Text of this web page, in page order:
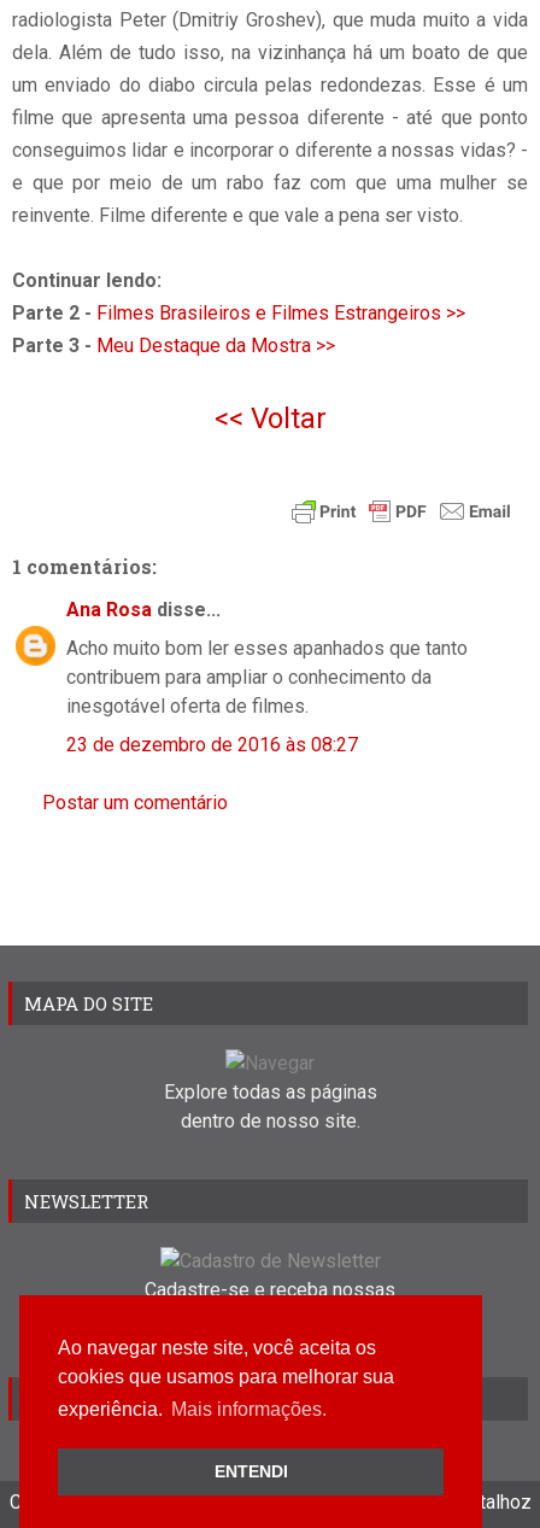
Ao navegar neste site, você aceita os
cookies que usamos para melhorar sua
experiência. Mais informações.
ENTENDI
radiologista Peter (Dmitriy Groshev), que muda muito a vida
dela. Além de tudo isso, na vizinhança há um boato de que
um enviado do diabo circula pelas redondezas. Esse é um
filme que apresenta uma pessoa diferente - até que ponto
conseguimos lidar e incorporar o diferente a nossas vidas? -
e que por meio de um rabo faz com que uma mulher se
reinvente. Filme diferente e que vale a pena ser visto.
Continuar lendo:
Parte 2 - Filmes Brasileiros e Filmes Estrangeiros >>
Parte 3 - Meu Destaque da Mostra >>
<< Voltar
1 comentários:
Ana Rosa disse...
Acho muito bom ler esses apanhados que tanto
contribuem para ampliar o conhecimento da
inesgotável oferta de filmes.
23 de dezembro de 2016 às 08:27
Postar um comentário
MAPA DO SITE
Explore todas as páginas
dentro de nosso site.
NEWSLETTER
Cadastre-se e receba nossas
VISITANTES
Copyright ©2026Grupo Cinema Paradiso|Design by Atalhoz